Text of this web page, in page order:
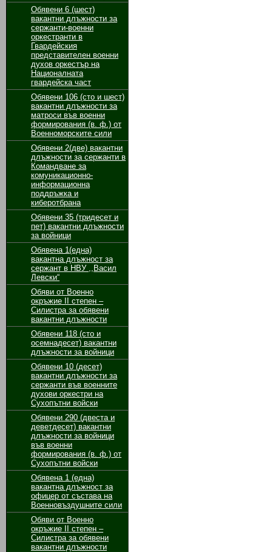
Обявени 6 (шест)
вакантни длъжности за
сержанти-военни
оркестранти в
Гвардейския
представителен военни
духов оркестър на
Националната
гвардейска част
Обявени 106 (сто и шест)
вакантни длъжности за
матроси във военни
формирования (в. ф.) от
Военноморските сили
Обявени 2(две) вакантни
длъжности за сержанти в
Командване за
комуникационно-
информационна
поддръжка и
киберотбрана
Обявени 35 (тридесет и
пет) вакантни длъжности
за войници
Обявенa 1(една)
вакантна длъжност за
сержант в НВУ ,,Васил
Левски“
Обяви от Военно
окръжие II степен –
Силистра за обявени
вакантни длъжности
Обявени 118 (сто и
осемнадесет) вакантни
длъжности за войници
Обявени 10 (десет)
вакантни длъжности за
сержанти във военните
духови оркестри на
Сухопътни войски
Обявени 290 (двеста и
деветдесет) вакантни
длъжности за войници
във военни
формирования (в. ф.) от
Сухопътни войски
Обявенa 1 (една)
вакантна длъжност за
офицер от състава на
Военновъздушните сили
Обяви от Военно
окръжие II степен –
Силистра за обявени
вакантни длъжности